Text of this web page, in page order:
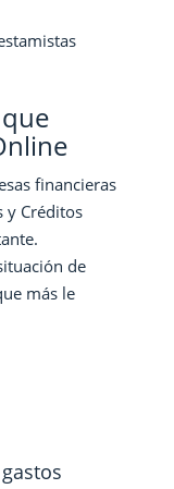
financieras
y Créditos
de
más le